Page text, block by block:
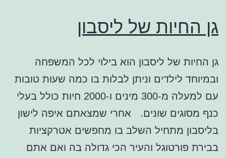
גן החיות של ליסבון
גן החיות של ליסבון הוא בילוי לכל המשפחה
ובמיוחד לילדים וניתן לבלות בו כמה שעות טובות
עם למעלה מ-300 מינים ו-2000 חיות כולל בעלי
כנף מסוגים שונים. אחרי שמצאתם איפה לישון
בליסבון מתחיל השלב בו מחפשים אטרקציות
בבירת פורטוגל והעיר הכי גדולה בה ואם אתם